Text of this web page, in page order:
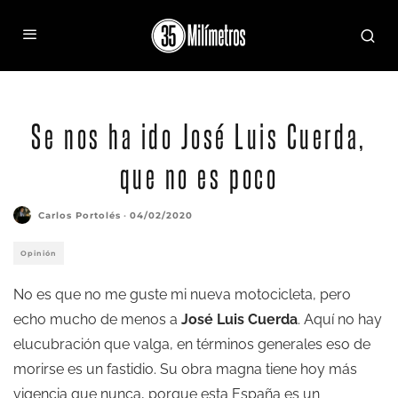
Se nos ha ido José Luis Cuerda,
que no es poco
Carlos Portolés · 04/02/2020
Opinión
No es que no me guste mi nueva motocicleta, pero
echo mucho de menos a José Luis Cuerda. Aquí no hay
elucubración que valga, en términos generales eso de
morirse es un fastidio. Su obra magna tiene hoy más
vigencia que nunca, porque esta España es un